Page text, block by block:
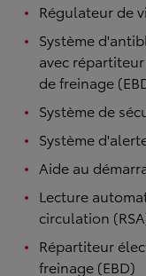
Régulateur de
Système
avec
de freinage
Système de
Système
Aide au
Lecture
circulation
Répartiteur
freinage (EBD)